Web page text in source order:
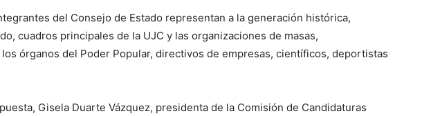
del Consejo de Estado representan a la generación histórica,
cuadros principales de la UJC y las organizaciones de masas,
órganos del Poder Popular, directivos de empresas, científicos, deportistas
Gisela Duarte Vázquez, presidenta de la Comisión de Candidaturas